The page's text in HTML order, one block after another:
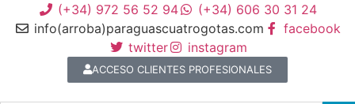
(+34) 972 56 52 94
(+34) 606 30 31 24
info(arroba)paraguascuatrogotas.com
facebook
twitter
instagram
ACCESO CLIENTES PROFESIONALES